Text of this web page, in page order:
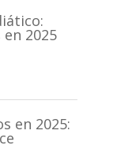
2025
en 2025: